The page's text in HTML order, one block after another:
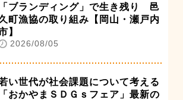
「ブランディング」で生き残り 邑
町漁協の取り組み【岡山・瀬戸内
】
2026/08/05
い世代が社会課題について考える
「おかやまＳＤＧｓフェア」最新の